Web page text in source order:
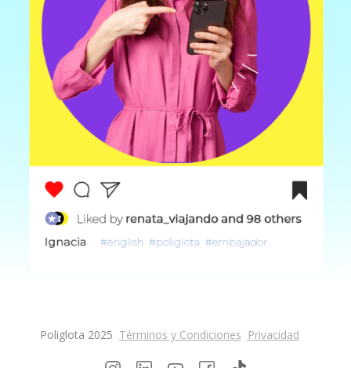
Poliglota 2025 Términos y Condiciones Privacidad